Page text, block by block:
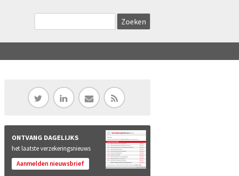
ONTVANG DAGELIJKS
het laatste verzekeringsnieuws
Aanmelden nieuwsbrief